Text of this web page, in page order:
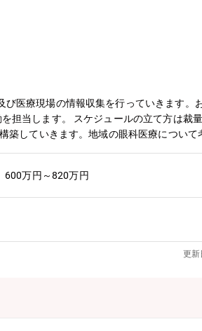
び医療現場の情報収集を行っていきます。
担当します。 スケジュールの立て方は裁
築していきます。地域の眼科医療について
600万円～820万円
更